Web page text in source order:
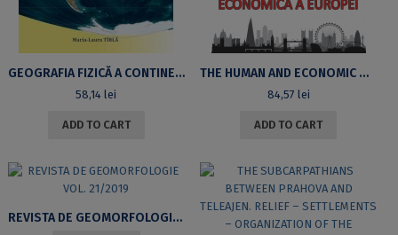
GEOGRAFIA FIZICĂ A CONTINENTELOR AMERICA DE NORD, AMERICA DE SUD, AFRICA ȘI ANTARCTICA
58,14lei
ADD TO CART
THE HUMAN AND ECONOMIC GEOGRAPHY OF EUROPE
84,57 lei
ADD TO CART
REVISTA DE GEOMORFOLOGIE VOL. 21/2019